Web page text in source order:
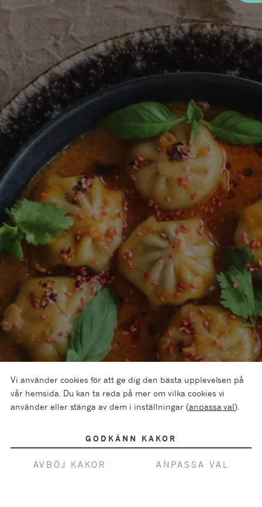
Vi använder cookies för att ge dig den bästa upplevelsen på
vår hemsida. Du kan ta reda på mer om vilka cookies vi
använder eller stänga av dem i inställningar (anpassa val).
GODKÄNN KAKOR
AVBÖJ KAKOR ANPASSA VAL